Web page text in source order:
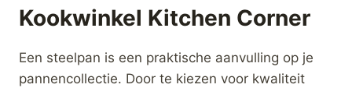
Kookwinkel Kitchen Corner
Een steelpan is een praktische aanvulling op je
pannencollectie. Door te kiezen voor kwaliteit